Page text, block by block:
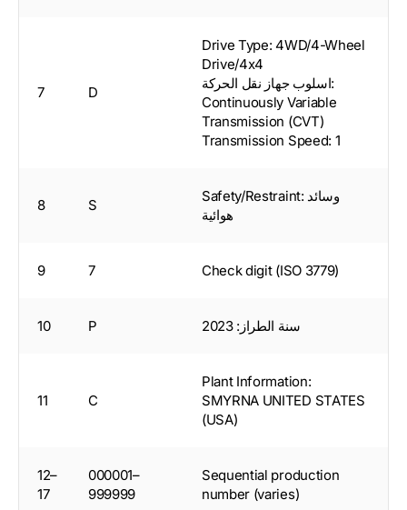
7 D
Drive Type: 4WD/4-Wheel
Drive/4x4
اسلوب جهاز نقل الحركة:
Continuously Variable
Transmission (CVT)
Transmission Speed: 1
8 S
Safety/Restraint: وسائد
هوائية
9 7 Check digit (ISO 3779)
10 P سنة الطراز: 2023
11 C
Plant Information:
SMYRNA UNITED STATES
(USA)
12–
17
000001–
999999
Sequential production
number (varies)